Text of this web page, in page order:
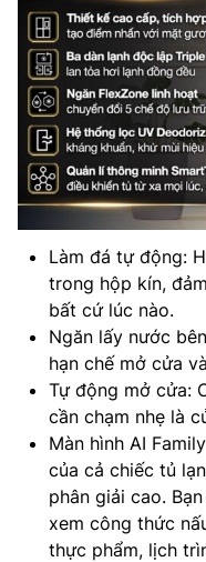
Làm đá tự động:
trong hộp kín,
bất cứ lúc nào.
Ngăn lấy nước
hạn chế mở cửa
Tự động mở cửa:
cần chạm nhẹ là
Màn hình AI
của cả chiếc tủ
phân giải cao.
xem công thức
thực phẩm, lịch